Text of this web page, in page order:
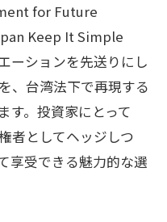
for Future
Keep It Simple
ーションを先送りにし
、台湾法下で再現する
す。投資家にとって
者としてヘッジしつ
享受できる魅力的な選